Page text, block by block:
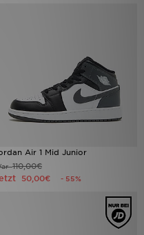
Air 1 Mid Junior
110,00€
50,00€ - 55%